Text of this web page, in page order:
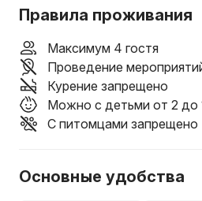
Правила проживания
Максимум 4 гостя
Проведение
Курение запрещено
Можно с детьми от 2 до
С питомцами запрещено
Основные удобства